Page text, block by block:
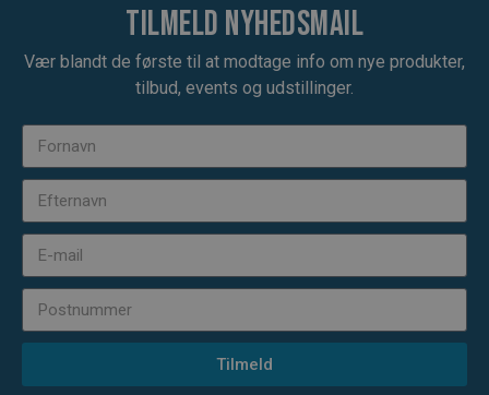
Tilmeld nyhedsmail
Vær blandt de første til at modtage info om nye produkter,
tilbud, events og udstillinger.
Tilmeld